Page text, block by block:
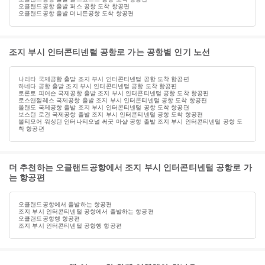
오클랜드공항 출발 퍼스 공항 도착 항공편
오클랜드공항 출발 더니든공항 도착 항공편
조지 부시 인터콘티넨털 공항로 가는 공항별 인기 노선
나리타 국제공항 출발 조지 부시 인터콘티넨털 공항 도착 항공편
하네다 공항 출발 조지 부시 인터콘티넨털 공항 도착 항공편
토론토 피어슨 국제공항 출발 조지 부시 인터콘티넨털 공항 도착 항공편
로스앤젤레스 국제공항 출발 조지 부시 인터콘티넨털 공항 도착 항공편
올랜도 국제공항 출발 조지 부시 인터콘티넨털 공항 도착 항공편
보스턴 로건 국제공항 출발 조지 부시 인터콘티넨털 공항 도착 항공편
볼티모어 워싱턴 인터나티오널 써굿 마샬 공항 출발 조지 부시 인터콘티넨털 공항 도
착 항공편
더 추천하는 오클랜드공항에서 조지 부시 인터콘티넨털 공항로 가
는 항공편
오클랜드공항에서 출발하는 항공편
조지 부시 인터콘티넨털 공항에서 출발하는 항공편
오클랜드공항행 항공편
조지 부시 인터콘티넨털 공항행 항공편